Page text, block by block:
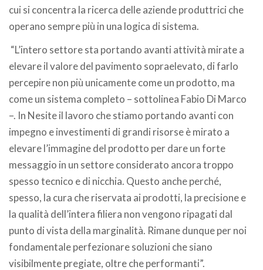
cui si concentra la ricerca delle aziende produttrici che
operano sempre più in una logica di sistema.
“L’intero settore sta portando avanti attività mirate a
elevare il valore del pavimento sopraelevato, di farlo
percepire non più unicamente come un prodotto, ma
come un sistema completo – sottolinea Fabio Di Marco
–. In Nesite il lavoro che stiamo portando avanti con
impegno e investimenti di grandi risorse è mirato a
elevare l’immagine del prodotto per dare un forte
messaggio in un settore considerato ancora troppo
spesso tecnico e di nicchia. Questo anche perché,
spesso, la cura che riservata ai prodotti, la precisione e
la qualità dell’intera filiera non vengono ripagati dal
punto di vista della marginalità. Rimane dunque per noi
fondamentale perfezionare soluzioni che siano
visibilmente pregiate, oltre che performanti”.